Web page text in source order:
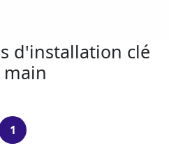
d'installation clé
main
1